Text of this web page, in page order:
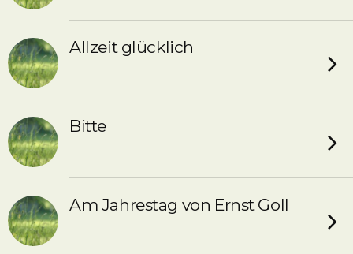
Allzeit glücklich
Bitte
Am Jahrestag von Ernst Goll